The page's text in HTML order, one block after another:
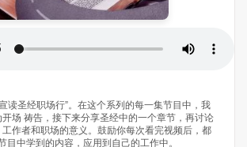
读圣经职场行”。在这个系列的每一集节目中，我
场 祷告，接下来分享圣经中的一个章节，再讨论
作者和职场的意义。鼓励你每次看完视频后，都
目中学到的内容，应用到自己的工作中。